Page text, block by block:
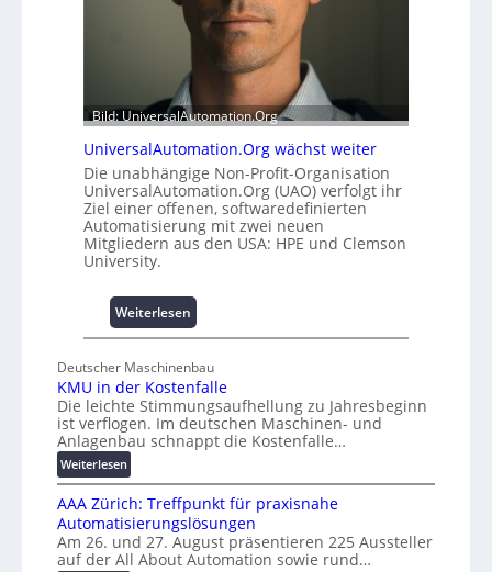
A
s
b
a
h
e
m
m
n
s
e
s
c
h
a
f
f
n
i
2
0
u
d
4
0
A
Bild: UniversalAutomation.Org
UniversalAutomation.Org wächst weiter
Die unabhängige Non-Profit-Organisation
UniversalAutomation.Org (UAO) verfolgt ihr
Ziel einer offenen, softwaredefinierten
Automatisierung mit zwei neuen
Mitgliedern aus den USA: HPE und Clemson
University.
Weiterlesen:
U
i
v
e
r
l
A
u
t
Deutscher Maschinenbau
KMU in der Kostenfalle
Die leichte Stimmungsaufhellung zu Jahresbeginn
ist verflogen. Im deutschen Maschinen- und
Anlagenbau schnappt die Kostenfalle…
Weiterlesen:
K
M
U
i
n
AAA Zürich: Treffpunkt für praxisnahe
Automatisierungslösungen
Am 26. und 27. August präsentieren 225 Aussteller
auf der All About Automation sowie rund…